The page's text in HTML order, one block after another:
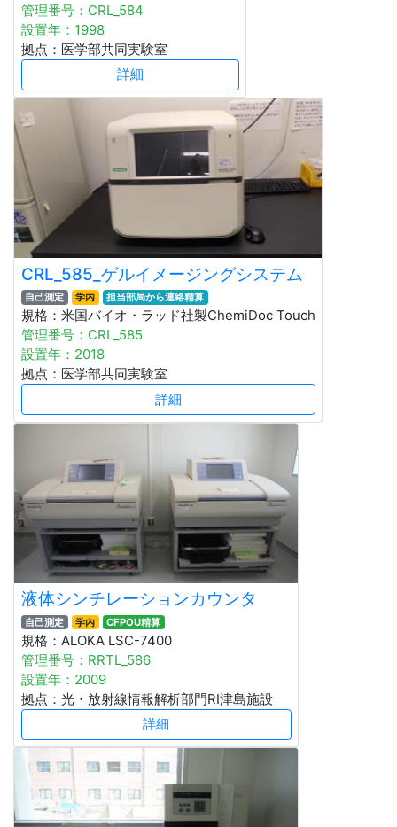
管理番号：CRL_584
設置年：1998
拠点：医学部共同実験室
詳細
CRL_585_ゲルイメージングシステム
自己測定 学内 担当部局から連絡精算
規格：米国バイオ・ラッド社製ChemiDoc Touch
管理番号：CRL_585
設置年：2018
拠点：医学部共同実験室
詳細
液体シンチレーションカウンタ
自己測定 学内 CFPOU精算
規格：ALOKA LSC-7400
管理番号：RRTL_586
設置年：2009
拠点：光・放射線情報解析部門RI津島施設
詳細